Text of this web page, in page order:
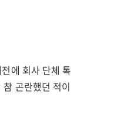
에 회사 단체 톡
곤란했던 적이